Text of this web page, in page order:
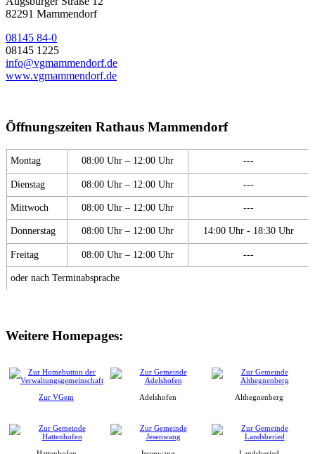
82291 Mammendorf
08145 84-0
08145 1225
info@vgmammendorf.de
www.vgmammendorf.de
Öffnungszeiten Rathaus Mammendorf
Montag 08:00 Uhr – 12:00 Uhr ---
Dienstag 08:00 Uhr – 12:00 Uhr ---
Mittwoch 08:00 Uhr – 12:00 Uhr ---
Donnerstag 08:00 Uhr – 12:00 Uhr 14:00 Uhr - 18:30 Uhr
Freitag 08:00 Uhr – 12:00 Uhr ---
oder nach Terminabsprache
Weitere Homepages:
Zur VGem Adelshofen Althegnenberg